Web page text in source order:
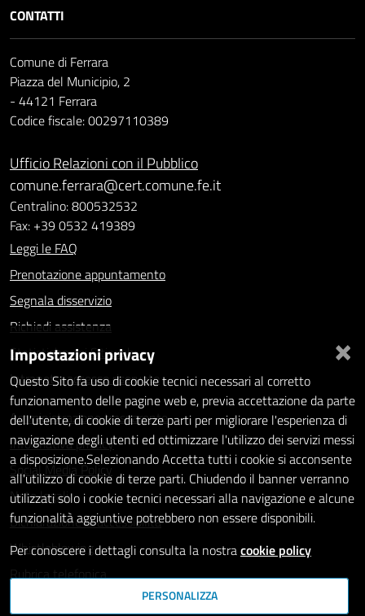
CONTATTI
Comune di Ferrara
Piazza del Municipio, 2
- 44121 Ferrara
Codice fiscale: 00297110389
Ufficio Relazioni con il Pubblico
comune.ferrara@cert.comune.fe.it
Centralino: 800532532
Fax: +39 0532 419389
Leggi le FAQ
Prenotazione appuntamento
Segnala disservizio
Richiedi assistenza
Statistiche dei Siti web
Intranet - accesso riservato
Amministrazione trasparente
Informativa privacy
Social Media Policy
Note legali
Dichiarazione di accessibilità
Whistleblowing
Rubrica telefonica
SEGUICI SU
×
Impostazioni privacy
Questo Sito fa uso di cookie tecnici necessari al corretto
funzionamento delle pagine web e, previa accettazione da parte
dell'utente, di cookie di terze parti per migliorare l'esperienza di
navigazione degli utenti ed ottimizzare l'utilizzo dei servizi messi
a disposizione.Selezionando Accetta tutti i cookie si acconsente
all'utilizzo di cookie di terze parti. Chiudendo il banner verranno
utilizzati solo i cookie tecnici necessari alla navigazione e alcune
funzionalità aggiuntive potrebbero non essere disponibili.
Per conoscere i dettagli consulta la nostracookie policy
PERSONALIZZA